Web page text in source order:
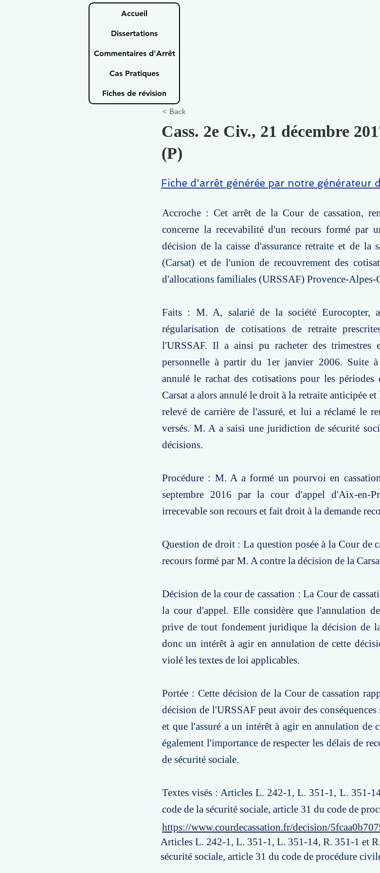
Accueil
Dissertations
Commentaires d'Arrêt
Cas Pratiques
Fiches de révision
< Back
Cass. 2e Civ., 21 décembre
(P)
Fiche d'arrêt générée par notre générateur
Accroche : Cet arrêt de la Cour de cassation,
concerne la recevabilité d'un recours formé par
décision de la caisse d'assurance retraite et de la
(Carsat) et de l'union de recouvrement des
d'allocations familiales (URSSAF) Provence-Alpes-
Faits : M. A, salarié de la société Eurocopter,
régularisation de cotisations de retraite
l'URSSAF. Il a ainsi pu racheter des trimestres
personnelle à partir du 1er janvier 2006. Suite
annulé le rachat des cotisations pour les
Carsat a alors annulé le droit à la retraite anticipée
relevé de carrière de l'assuré, et lui a réclamé le
versés. M. A a saisi une juridiction de sécurité
décisions.
Procédure : M. A a formé un pourvoi en
septembre 2016 par la cour d'appel d'Aix-en-
irrecevable son recours et fait droit à la demande
Question de droit : La question posée à la Cour de
recours formé par M. A contre la décision de la
Décision de la cour de cassation : La Cour de
la cour d'appel. Elle considère que l'annulation
prive de tout fondement juridique la décision de
donc un intérêt à agir en annulation de cette
violé les textes de loi applicables.
Portée : Cette décision de la Cour de cassation
décision de l'URSSAF peut avoir des
et que l'assuré a un intérêt à agir en annulation de
également l'importance de respecter les délais de
de sécurité sociale.
Textes visés : Articles L. 242-1, L. 351-1, L. 351-
code de la sécurité sociale, article 31 du code de
https://www.courdecassation.fr/decision/
Articles L. 242-1, L. 351-1, L. 351-14, R. 351-1 et
sécurité sociale, article 31 du code de procédure